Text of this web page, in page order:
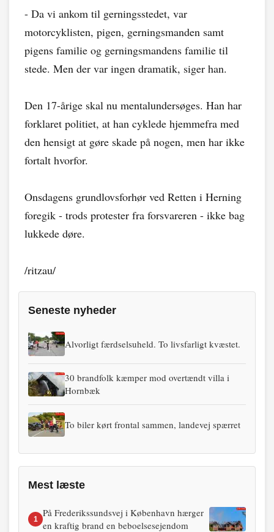
- Da vi ankom til gerningsstedet, var
motorcyklisten, pigen, gerningsmanden samt
pigens familie og gerningsmandens familie til
stede. Men der var ingen dramatik, siger han.
Den 17-årige skal nu mentalundersøges. Han har
forklaret politiet, at han cyklede hjemmefra med
den hensigt at gøre skade på nogen, men har ikke
fortalt hvorfor.
Onsdagens grundlovsforhør ved Retten i Herning
foregik - trods protester fra forsvareren - ikke bag
lukkede døre.
/ritzau/
Seneste nyheder
Alvorligt færdselsuheld. To livsfarligt kvæstet.
30 brandfolk kæmper mod overtændt villa i
Hornbæk
To biler kørt frontal sammen, landevej spærret
Mest læste
1
På Frederikssundsvej i København hærger
en kraftig brand en beboelsesejendom